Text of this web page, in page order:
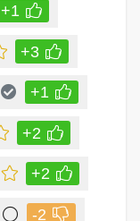
+1
+3
+1
+2
+2
-2